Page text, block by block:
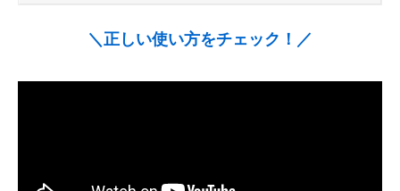
＼正しい使い方をチェック！／